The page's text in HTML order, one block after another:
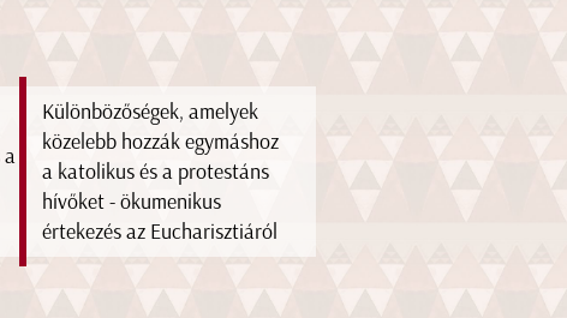
Különbözőségek, amelyek
közelebb hozzák egymáshoz
a katolikus és a protestáns
hívőket - ökumenikus
értekezés az Eucharisztiáról